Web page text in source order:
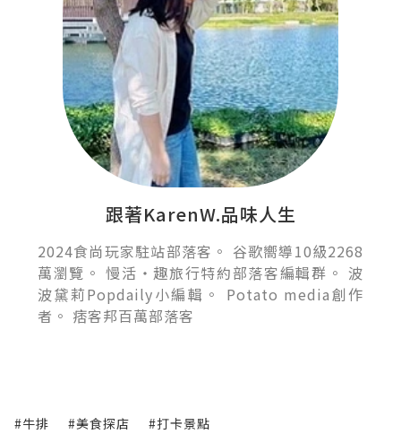
跟著KarenW.品味人生
2024食尚玩家駐站部落客。 谷歌嚮導10級2268
萬瀏覽。 慢活‧趣旅行特約部落客編輯群。 波
波黛莉Popdaily小編輯。 Potato media創作
者。 痞客邦百萬部落客
#牛排 #美食探店 #打卡景點